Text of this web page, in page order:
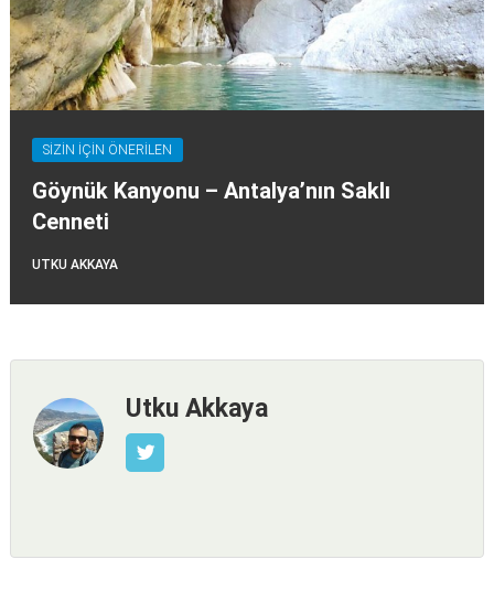
SİZİN İÇİN ÖNERİLEN
Göynük Kanyonu – Antalya’nın Saklı
Cenneti
UTKU AKKAYA
Utku Akkaya